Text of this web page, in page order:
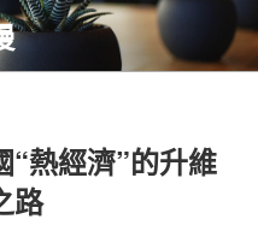
“熱經濟”的升維
路